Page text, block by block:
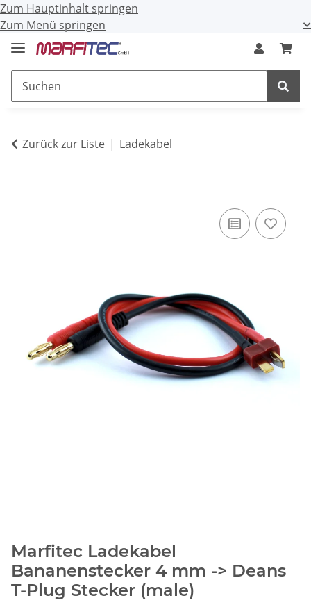
Zum Hauptinhalt springen
Zum Menü springen
Zurück zur Liste Ladekabel
Marfitec Ladekabel
Bananenstecker 4 mm -> Deans
T-Plug Stecker (male)